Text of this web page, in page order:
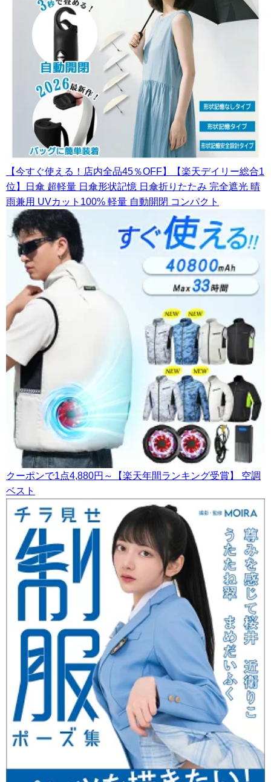
【今すぐ使える！店内全品45％OFF】【楽天デイリー総合1
位】日傘 超軽量 日傘形状記憶 日傘折りたたみ 完全遮光 晴
雨兼用 UVカット100% 軽量 自動開閉 コンパクト
クーポンで1点4,880円～【楽天年間ランキング受賞】 空調
ベスト